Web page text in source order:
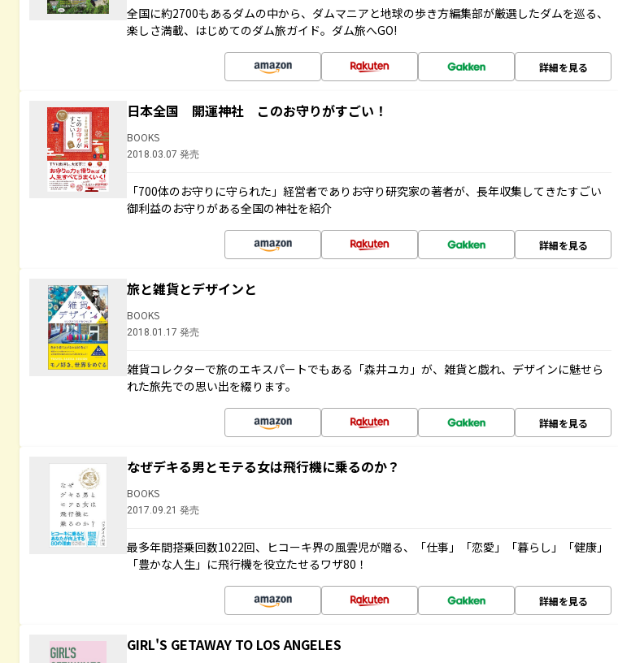
全国に約2700もあるダムの中から、ダムマニアと地球の歩き方編集部が厳選したダムを巡る、
楽しさ満載、はじめてのダム旅ガイド。ダム旅へGO!
詳細を見る
日本全国 開運神社 このお守りがすごい！
BOOKS
2018.03.07 発売
「700体のお守りに守られた」経営者でありお守り研究家の著者が、長年収集してきたすごい
御利益のお守りがある全国の神社を紹介
詳細を見る
旅と雑貨とデザインと
BOOKS
2018.01.17 発売
雑貨コレクターで旅のエキスパートでもある「森井ユカ」が、雑貨と戯れ、デザインに魅せら
れた旅先での思い出を綴ります。
詳細を見る
なぜデキる男とモテる女は飛行機に乗るのか？
BOOKS
2017.09.21 発売
最多年間搭乗回数1022回、ヒコーキ界の風雲児が贈る、「仕事」「恋愛」「暮らし」「健康」
「豊かな人生」に飛行機を役立たせるワザ80！
詳細を見る
GIRL'S GETAWAY TO LOS ANGELES